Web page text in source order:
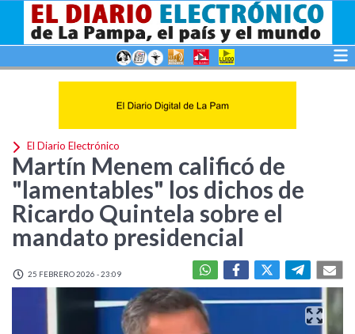
El Diario Electrónico
Martín Menem calificó de
"lamentables" los dichos de
Ricardo Quintela sobre el
mandato presidencial
25 FEBRERO 2026 - 23:09